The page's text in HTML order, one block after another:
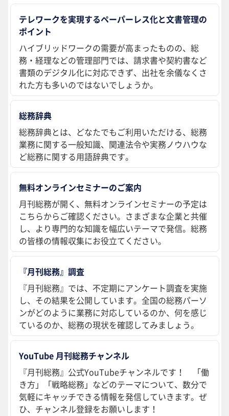
テレワークを実現するペーパーレス化と文書管理の
ポイント
ハイブリッドワークの需要が高まったものの、総
務・経理などの管理部門では、請求書や契約書など
書類のデジタル化に対応できず、出社を余儀なくさ
れた方も多いのではないでしょうか。
総務辞典
総務辞典とは、どなたでもご利用いただける、総務
業務に関する一般知識、関連法令や実務ノウハウな
ど総務に関する用語辞典です。
無料オンラインセミナーのご案内
月刊総務が開く、無料オンラインセミナーの予定は
こちらからご確認ください。さまざまな企業と共催
し、より専門的な知識を幅広いテーマで発信。総務
の皆様の情報収集にお役立てください。
『月刊総務』調査
『月刊総務』では、不定期にアンケート調査を実施
し、その結果を公開しています。全国の総務パーソ
ンがどのように業務に対応しているのか、何を感じ
ているのか、総務の現状を確認してみましょう。
YouTube 月刊総務チャンネル
『月刊総務』公式YouTubeチャンネルです！ 「働
き方」「戦略総務」などのテーマについて、数分で
気軽にキャッチできる情報を発信していきます。ぜ
ひ、チャンネル登録をお願いします！